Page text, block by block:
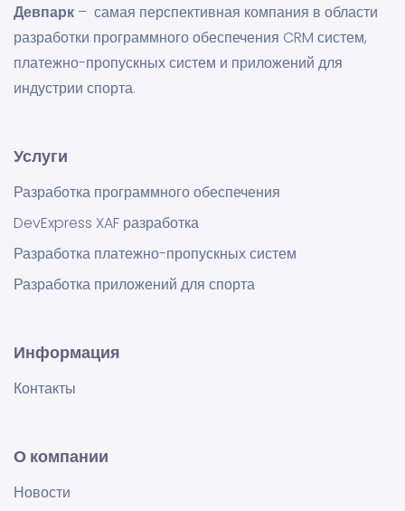
Девпарк – самая перспективная компания в области
разработки программного обеспечения CRM систем,
платежно-пропускных систем и приложений для
индустрии спорта.
Услуги
Разработка программного обеспечения
DevExpress XAF разработка
Разработка платежно-пропускных систем
Разработка приложений для спорта
Информация
Контакты
О компании
Новости